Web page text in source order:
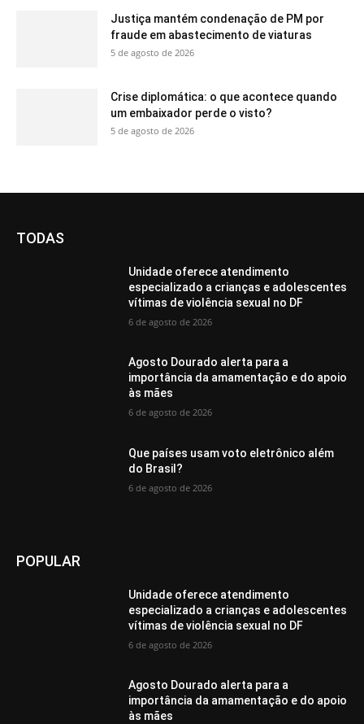
Justiça mantém condenação de PM por
fraude em abastecimento de viaturas
5 de agosto de 2026
Crise diplomática: o que acontece quando
um embaixador perde o visto?
5 de agosto de 2026
TODAS
Unidade oferece atendimento
especializado a crianças e adolescentes
vítimas de violência sexual no DF
6 de agosto de 2026
Agosto Dourado alerta para a
importância da amamentação e do apoio
às mães
6 de agosto de 2026
Que países usam voto eletrônico além
do Brasil?
6 de agosto de 2026
POPULAR
Unidade oferece atendimento
especializado a crianças e adolescentes
vítimas de violência sexual no DF
6 de agosto de 2026
Agosto Dourado alerta para a
importância da amamentação e do apoio
às mães